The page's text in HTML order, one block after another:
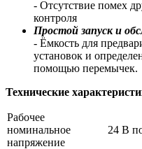
- Отсутствие помех
контроля
Простой запуск и
- Ёмкость для
установок и
помощью перемычек.
Технические
Рабочее
номинальное
напряжение
24 В